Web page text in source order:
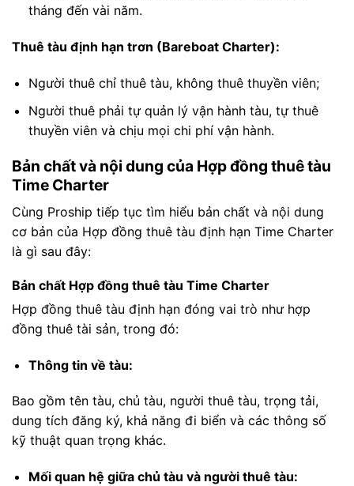
tháng đến vài năm.
Thuê tàu định hạn trơn (Bareboat Charter):
Người thuê chỉ thuê tàu, không thuê thuyền viên;
Người thuê phải tự quản lý vận hành tàu, tự thuê
thuyền viên và chịu mọi chi phí vận hành.
Bản chất và nội dung của Hợp đồng thuê tàu
Time Charter
Cùng Proship tiếp tục tìm hiểu bản chất và nội dung
cơ bản của Hợp đồng thuê tàu định hạn Time Charter
là gì sau đây:
Bản chất Hợp đồng thuê tàu Time Charter
Hợp đồng thuê tàu định hạn đóng vai trò như hợp
đồng thuê tài sản, trong đó:
Thông tin về tàu:
Bao gồm tên tàu, chủ tàu, người thuê tàu, trọng tải,
dung tích đăng ký, khả năng đi biển và các thông số
kỹ thuật quan trọng khác.
Mối quan hệ giữa chủ tàu và người thuê tàu: